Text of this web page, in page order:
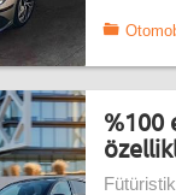
%100